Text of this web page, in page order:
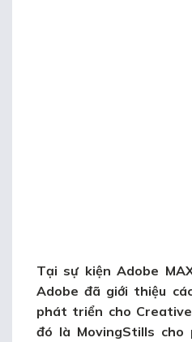
Tại sự kiện Adobe
Adobe đã giới thiệu
phát triển cho
đó là MovingStills cho